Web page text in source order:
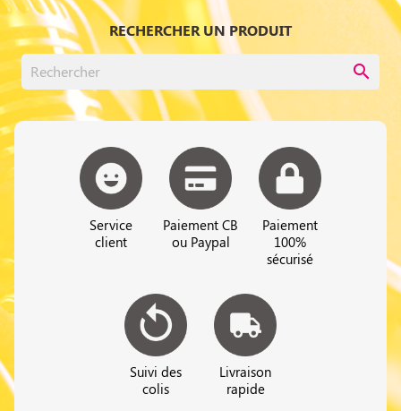
RECHERCHER UN PRODUIT
search
Service
client
Paiement CB
ou Paypal
Paiement
100%
sécurisé
Suivi des
colis
Livraison
rapide